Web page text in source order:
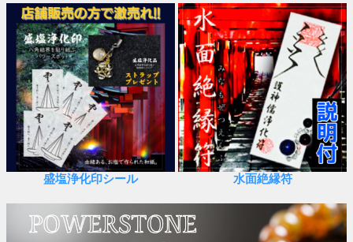
盛塩浄化印シール 水面絶縁符